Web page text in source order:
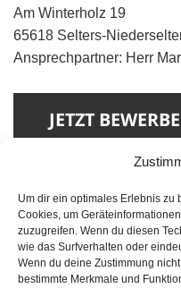
Um dir ein optimales Erlebnis zu
Cookies, um
zuzugreifen. Wenn du diesen
wie das Surfverhalten oder
Wenn du deine Zustimmung
bestimmte Merkmale und
Am Winterholz 19
65618 Selters-
Ansprechpartner: Herr
Beitragsnavigation
VORHERIGER